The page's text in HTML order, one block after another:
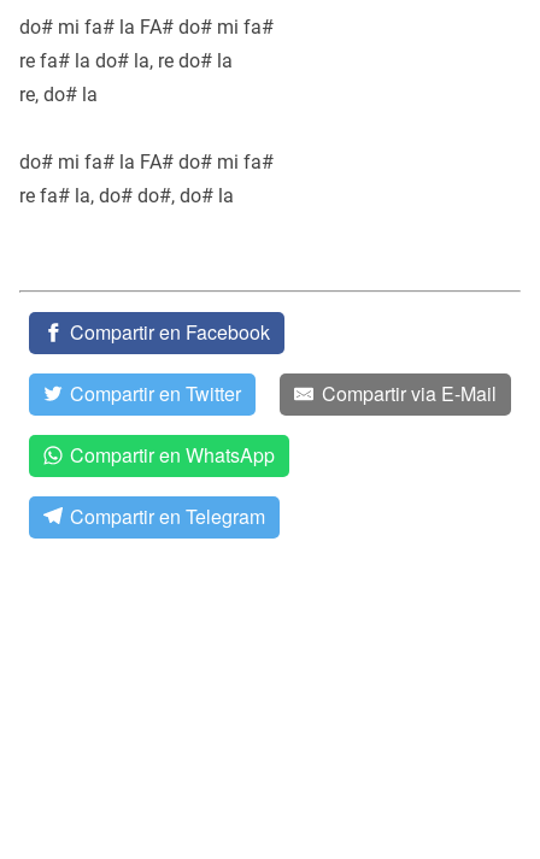
do# mi fa# la FA# do# mi fa#
re fa# la do# la, re do# la
re, do# la
do# mi fa# la FA# do# mi fa#
re fa# la, do# do#, do# la
Compartir en Facebook
Compartir en Twitter Compartir via E-Mail
Compartir en WhatsApp
Compartir en Telegram